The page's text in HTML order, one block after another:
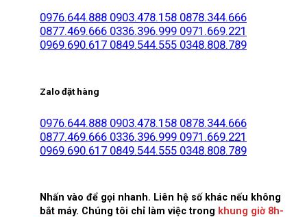
0976.644.888 0903.478.158 0878.344.666
0877.469.666 0336.396.999 0971.669.221
0969.690.617 0849.544.555 0348.808.789
Zalo đặt hàng
0976.644.888 0903.478.158 0878.344.666
0877.469.666 0336.396.999 0971.669.221
0969.690.617 0849.544.555 0348.808.789
Nhấn vào để gọi nhanh. Liên hệ số khác nếu không
bắt máy. Chúng tôi chỉ làm việc trong khung giờ 8h-